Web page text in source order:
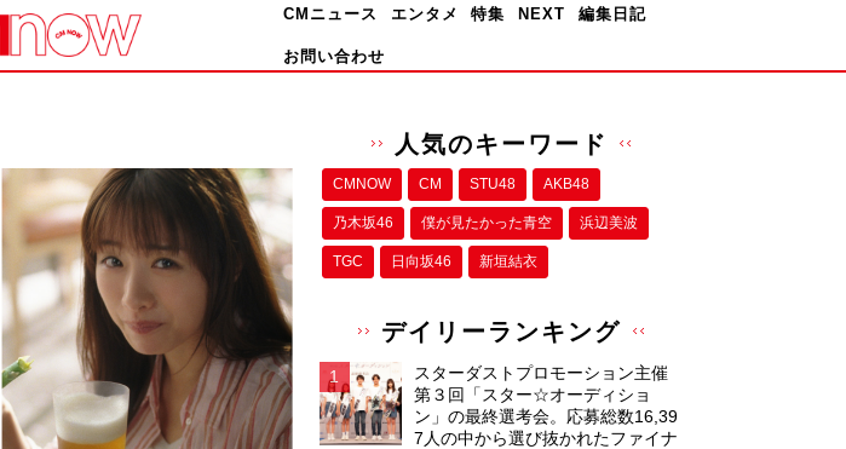
CMニュース エンタメ 特集 NEXT 編集日記
お問い合わせ
人気のキーワード
CMNOW CM STU48 AKB48
乃木坂46 僕が⾒たかった⻘空 浜辺美波
TGC 日向坂46 新垣結衣
デイリーランキング
スターダストプロモーション主催
第３回「スター☆オーディショ
ン」の最終選考会。応募総数16,39
7人の中から選び抜かれたファイナ